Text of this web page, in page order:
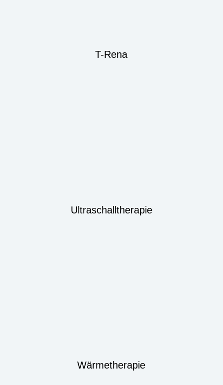
T-Rena
Ultraschalltherapie
Wärmetherapie